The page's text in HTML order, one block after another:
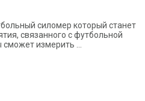
силомер который станет
связанного с футбольной
измерить ...